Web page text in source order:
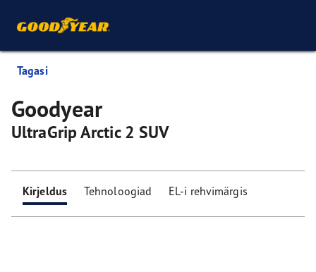
Tagasi
Goodyear
UltraGrip Arctic 2 SUV
Kirjeldus Tehnoloogiad EL-i rehvimärgis